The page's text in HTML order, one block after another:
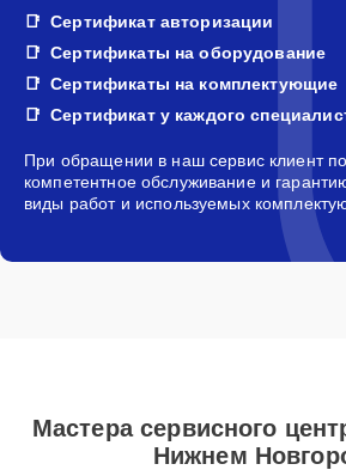
Сертификат авторизации
Сертификаты на оборудование
Сертификаты на комплектующие
Сертификат у каждого
При обращении в наш сервис клиент
компетентное обслуживание и
виды работ и используемых
Мастера сервисного
Нижнем